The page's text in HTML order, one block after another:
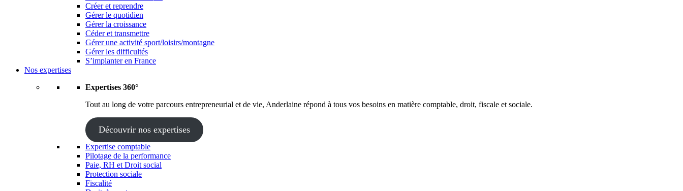
Créer et reprendre
Gérer le quotidien
Gérer la croissance
Céder et transmettre
Gérer une activité sport/loisirs/montagne
Gérer les difficultés
S’implanter en France
Nos expertises
Expertises 360°
Tout au long de votre parcours entrepreneurial et de vie, Anderlaine répond à tous vos besoins en matière comptable, droit, fiscale et sociale.
Découvrir nos expertises
Expertise comptable
Pilotage de la performance
Paie, RH et Droit social
Protection sociale
Fiscalité